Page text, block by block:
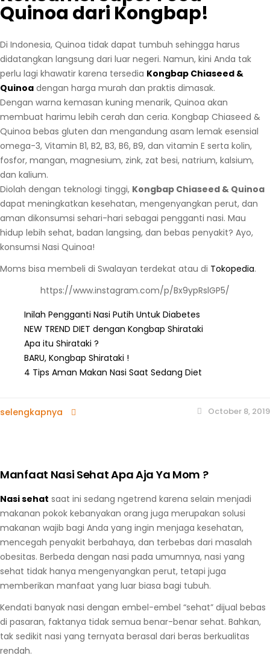
Quinoa dari Kongbap!
Di Indonesia, Quinoa tidak dapat tumbuh sehingga harus
didatangkan langsung dari luar negeri. Namun, kini Anda tak
perlu lagi khawatir karena tersedia Kongbap Chiaseed &
Quinoa dengan harga murah dan praktis dimasak.
Dengan warna kemasan kuning menarik, Quinoa akan
membuat harimu lebih cerah dan ceria. Kongbap Chiaseed &
Quinoa bebas gluten dan mengandung asam lemak esensial
omega-3, Vitamin B1, B2, B3, B6, B9, dan vitamin E serta kolin,
fosfor, mangan, magnesium, zink, zat besi, natrium, kalsium,
dan kalium.
Diolah dengan teknologi tinggi, Kongbap Chiaseed & Quinoa
dapat meningkatkan kesehatan, mengenyangkan perut, dan
aman dikonsumsi sehari-hari sebagai pengganti nasi. Mau
hidup lebih sehat, badan langsing, dan bebas penyakit? Ayo,
konsumsi Nasi Quinoa!
Moms bisa membeli di Swalayan terdekat atau di Tokopedia.
https://www.instagram.com/p/Bx9ypRslGP5/
Inilah Pengganti Nasi Putih Untuk Diabetes
NEW TREND DIET dengan Kongbap Shirataki
Apa itu Shirataki ?
BARU, Kongbap Shirataki !
4 Tips Aman Makan Nasi Saat Sedang Diet
selengkapnya October 8, 2019
Manfaat Nasi Sehat Apa Aja Ya Mom ?
Nasi sehat saat ini sedang ngetrend karena selain menjadi
makanan pokok kebanyakan orang juga merupakan solusi
makanan wajib bagi Anda yang ingin menjaga kesehatan,
mencegah penyakit berbahaya, dan terbebas dari masalah
obesitas. Berbeda dengan nasi pada umumnya, nasi yang
sehat tidak hanya mengenyangkan perut, tetapi juga
memberikan manfaat yang luar biasa bagi tubuh.
Kendati banyak nasi dengan embel-embel “sehat” dijual bebas
di pasaran, faktanya tidak semua benar-benar sehat. Bahkan,
tak sedikit nasi yang ternyata berasal dari beras berkualitas
rendah.